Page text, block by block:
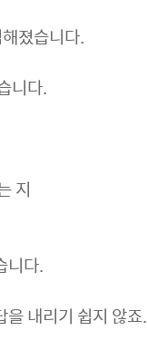
졌습니다.
니다.
지
니다.
내리기 쉽지 않죠.